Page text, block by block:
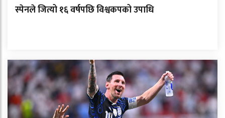
स्पेनले जित्यो १६ वर्षपछि विश्वकपको उपाधि